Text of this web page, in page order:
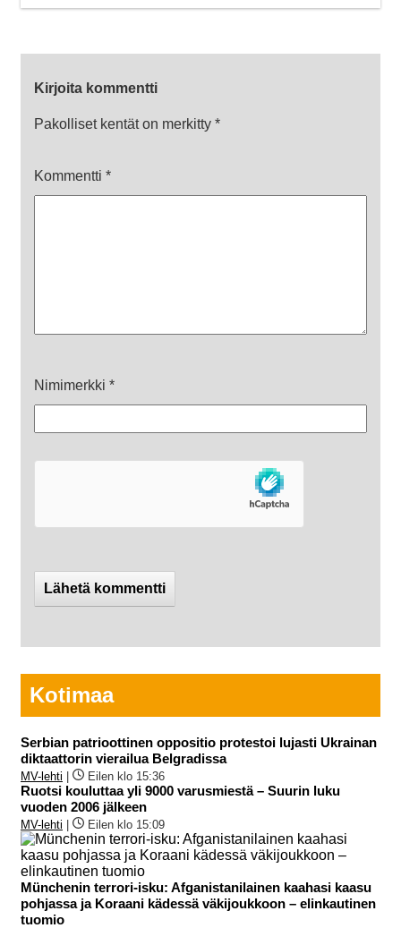
Kirjoita kommentti
Pakolliset kentät on merkitty *
Kommentti *
Nimimerkki *
Kotimaa
Serbian patrioottinen oppositio protestoi lujasti Ukrainan
diktaattorin vierailua Belgradissa
MV-lehti Eilen klo 15:36
Ruotsi kouluttaa yli 9000 varusmiestä – Suurin luku
vuoden 2006 jälkeen
MV-lehti Eilen klo 15:09
Münchenin terrori-isku: Afganistanilainen kaahasi kaasu
pohjassa ja Koraani kädessä väkijoukkoon – elinkautinen
tuomio